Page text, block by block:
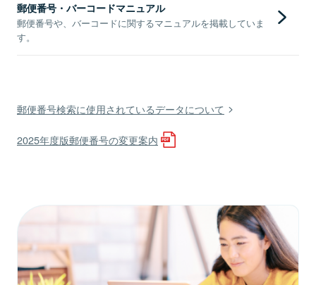
郵便番号・バーコードマニュアル
郵便番号や、バーコードに関するマニュアルを掲載していま
す。
郵便番号検索に使用されているデータについて
2025年度版郵便番号の変更案内